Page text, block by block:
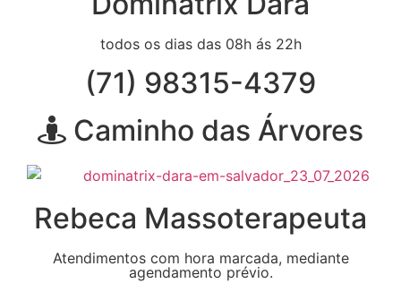
todos os dias das 08h ás 22h
(71) 98315-4379
Caminho das Árvores
Rebeca Massoterapeuta
Atendimentos com hora marcada, mediante
agendamento prévio.